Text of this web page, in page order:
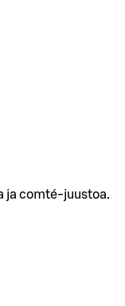
ja comté-juustoa.